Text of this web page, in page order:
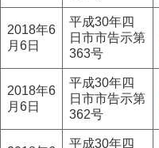
2018年6
月6日
平成30年四
日市市告示第
363号
2018年6
月6日
平成30年四
日市市告示第
362号
平成30年四